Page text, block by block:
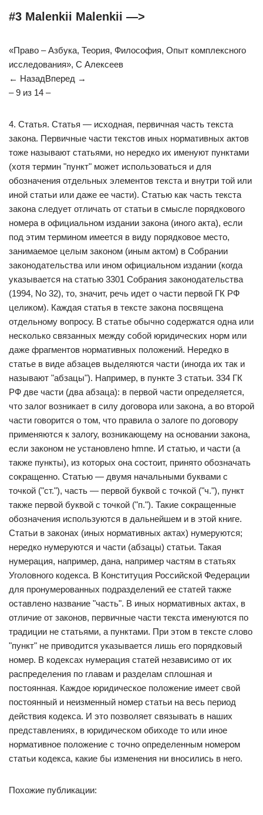
#3 Malenkii Malenkii —>
«Право – Азбука, Теория, Философия, Опыт комплексного
исследования», С Алексеев
← НазадВперед →
– 9 из 14 –
4. Статья. Статья — исходная, первичная часть текста
закона. Первичные части текстов иных нормативных актов
тоже называют статьями, но нередко их именуют пунктами
(хотя термин "пункт" может использоваться и для
обозначения отдельных элементов текста и внутри той или
иной статьи или даже ее части). Статью как часть текста
закона следует отличать от статьи в смысле порядкового
номера в официальном издании закона (иного акта), если
под этим термином имеется в виду порядковое место,
занимаемое целым законом (иным актом) в Собрании
законодательства или ином официальном издании (когда
указывается на статью 3301 Собрания законодательства
(1994, No 32), то, значит, речь идет о части первой ГК РФ
целиком). Каждая статья в тексте закона посвящена
отдельному вопросу. В статье обычно содержатся одна или
несколько связанных между собой юридических норм или
даже фрагментов нормативных положений. Нередко в
статье в виде абзацев выделяются части (иногда их так и
называют "абзацы"). Например, в пункте З статьи. 334 ГК
РФ две части (два абзаца): в первой части определяется,
что залог возникает в силу договора или закона, а во второй
части говорится о том, что правила о залоге по договору
применяются к залогу, возникающему на основании закона,
если законом не установлено hmne. И статью, и части (а
также пункты), из которых она состоит, принято обозначать
сокращенно. Статью — двумя начальными буквами с
точкой ("ст."), часть — первой буквой с точкой ("ч."), пункт
также первой буквой с точкой ("п."). Такие сокращенные
обозначения используются в дальнейшем и в этой книге.
Статьи в законах (иных нормативных актах) нумеруются;
нередко нумеруются и части (абзацы) статьи. Такая
нумерация, например, дана, например частям в статьях
Уголовного кодекса. В Конституция Российской Федерации
для пронумерованных подразделений ее статей также
оставлено название "часть". В иных нормативных актах, в
отличие от законов, первичные части текста именуются по
традиции не статьями, а пунктами. При этом в тексте слово
"пункт" не приводится указывается лишь его порядковый
номер. В кодексах нумерация статей независимо от их
распределения по главам и разделам сплошная и
постоянная. Каждое юридическое положение имеет свой
постоянный и неизменный номер статьи на весь период
действия кодекса. И это позволяет связывать в наших
представлениях, в юридическом обиходе то или иное
нормативное положение с точно определенным номером
статьи кодекса, какие бы изменения ни вносились в него.
Похожие публикации: